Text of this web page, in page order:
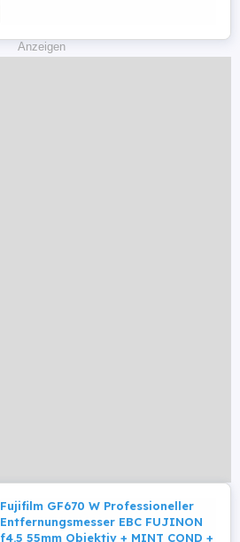
Anzeigen
Fujifilm GF670 W Professioneller
Entfernungsmesser EBC FUJINON
f4.5 55mm Objektiv + MINT COND +